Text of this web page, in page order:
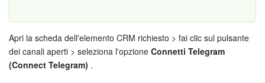
Generatore BI
Bitrix24 Market
Apri la scheda dell'elemento CRM richiesto > fai clic sul pulsante
dei canali aperti > seleziona l'opzione Connetti Telegram
(Connect Telegram) .